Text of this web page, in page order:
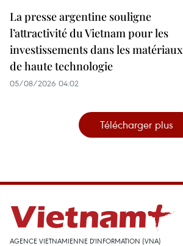
La presse argentine souligne
l’attractivité du Vietnam pour les
investissements dans les matériaux
de haute technologie
05/08/2026 04:02
Télécharger plus
AGENCE VIETNAMIENNE D'INFORMATION (VNA)